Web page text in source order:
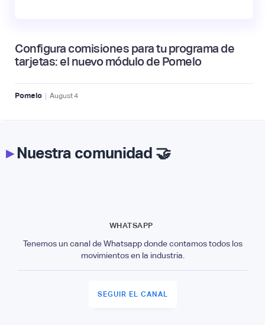
Configura comisiones para tu programa de
tarjetas: el nuevo módulo de Pomelo
Pomelo | August4
▸Nuestra comunidad 🤝
WHATSAPP
Tenemos un canal de Whatsapp donde contamos todos los
movimientos en la industria.
SEGUIR EL CANAL